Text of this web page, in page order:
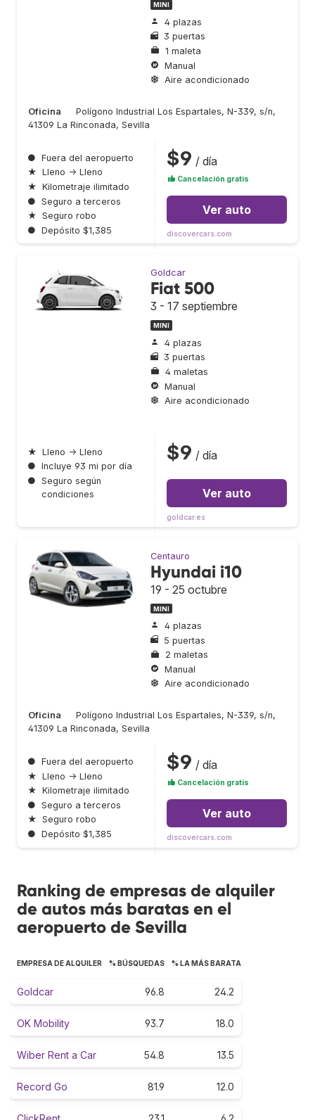
MINI
4 plazas
3 puertas
1 maleta
Manual
Aire acondicionado
Oficina
Polígono Industrial Los Espartales, N-339, s/n,
41309 La Rinconada, Sevilla
● Fuera del aeropuerto
★ Lleno → Lleno
★ Kilometraje ilimitado
● Seguro a terceros
★ Seguro robo
● Depósito $1,385
$9 / día
Cancelación gratis
Ver auto
discovercars.com
Goldcar
Fiat 500
3 - 17 septiembre
MINI
4 plazas
3 puertas
4 maletas
Manual
Aire acondicionado
★ Lleno → Lleno
● Incluye 93 mi por día
● Seguro según
condiciones
$9 / día
Ver auto
goldcar.es
Centauro
Hyundai i10
19 - 25 octubre
MINI
4 plazas
5 puertas
2 maletas
Manual
Aire acondicionado
Oficina
Polígono Industrial Los Espartales, N-339, s/n,
41309 La Rinconada, Sevilla
● Fuera del aeropuerto
★ Lleno → Lleno
★ Kilometraje ilimitado
● Seguro a terceros
★ Seguro robo
● Depósito $1,385
$9 / día
Cancelación gratis
Ver auto
discovercars.com
Ranking de empresas de alquiler
de autos más baratas en el
aeropuerto de Sevilla
EMPRESA DE ALQUILER % BÚSQUEDAS % LA MÁS BARATA
Goldcar 96.8 24.2
OK Mobility 93.7 18.0
Wiber Rent a Car 54.8 13.5
Record Go 81.9 12.0